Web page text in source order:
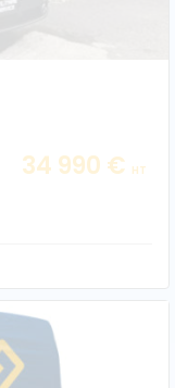
34 990 € HT